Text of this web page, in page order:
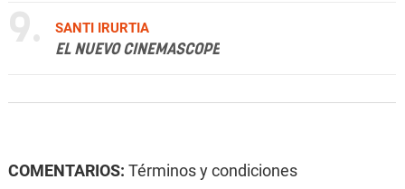
9.
SANTI IRURTIA
EL NUEVO CINEMASCOPE
COMENTARIOS: Términos y condiciones